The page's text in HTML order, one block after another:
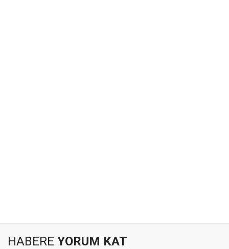
HABERE YORUM KAT